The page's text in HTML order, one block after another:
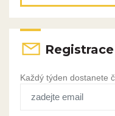
Registrace
Každý týden dostanete